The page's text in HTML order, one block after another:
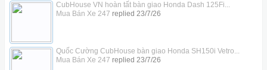
CubHouse VN hoàn tất bàn giao Honda Dash 125Fi...
Mua Bán Xe 247 replied 23/7/26
Quốc Cường CubHouse bàn giao Honda SH150i Vetro...
Mua Bán Xe 247 replied 23/7/26